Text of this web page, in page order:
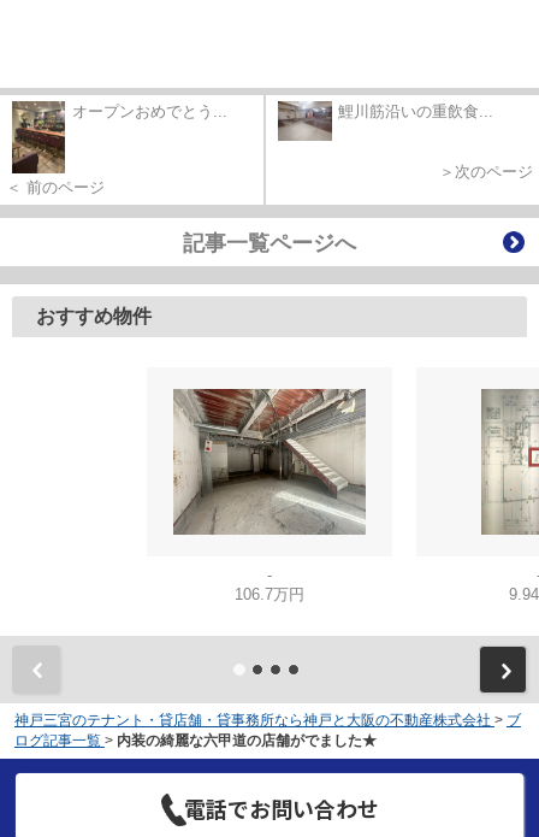
オープンおめでとう...
＜ 前のページ
鯉川筋沿いの重飲食...
＞次のページ
記事一覧ページへ
おすすめ物件
-
106.7万円
神戸三宮のテナント・貸店舗・貸事務所なら神戸と大阪の不動産株式会社 > ブ
ログ記事一覧 > 内装の綺麗な六甲道の店舗がでました★
電話でお問い合わせ